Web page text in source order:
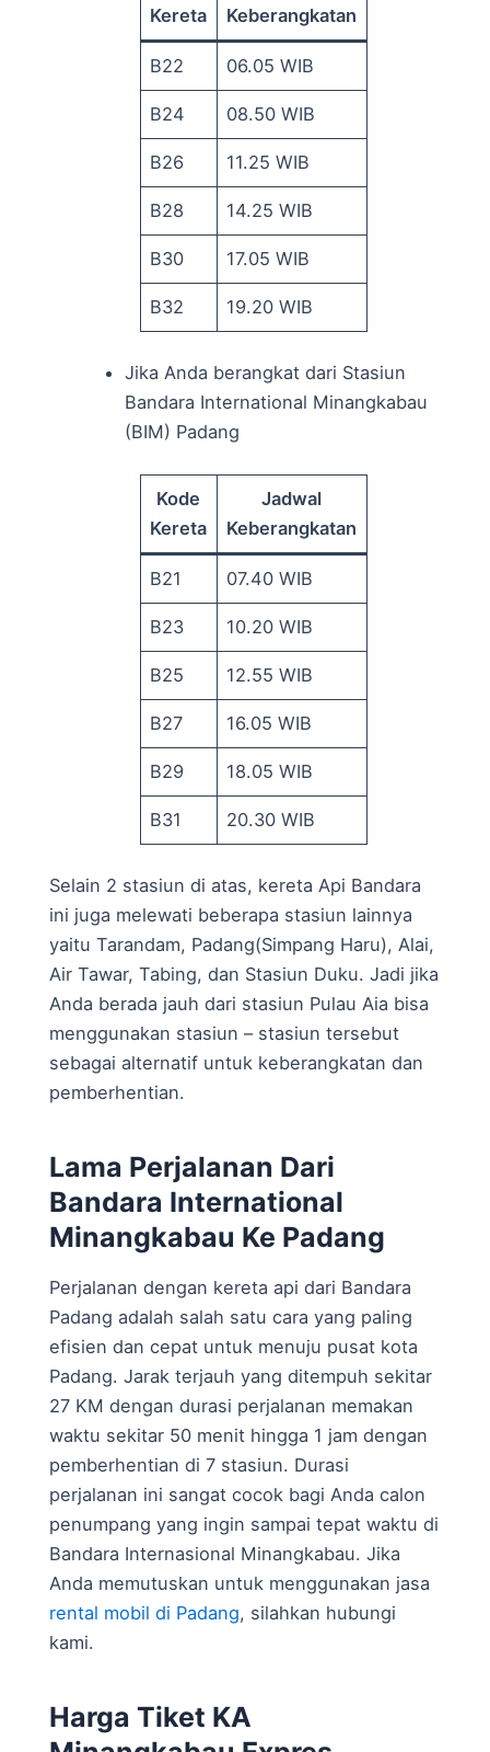
Kereta
Keberangkatan
B22 06.05 WIB
B24 08.50 WIB
B26 11.25 WIB
B28 14.25 WIB
B30 17.05 WIB
B32 19.20 WIB
Jika Anda berangkat dari Stasiun
Bandara International Minangkabau
(BIM) Padang
Kode
Kereta
Jadwal
Keberangkatan
B21 07.40 WIB
B23 10.20 WIB
B25 12.55 WIB
B27 16.05 WIB
B29 18.05 WIB
B31 20.30 WIB
Selain 2 stasiun di atas, kereta Api Bandara
ini juga melewati beberapa stasiun lainnya
yaitu Tarandam, Padang(Simpang Haru), Alai,
Air Tawar, Tabing, dan Stasiun Duku. Jadi jika
Anda berada jauh dari stasiun Pulau Aia bisa
menggunakan stasiun – stasiun tersebut
sebagai alternatif untuk keberangkatan dan
pemberhentian.
Lama Perjalanan Dari
Bandara International
Minangkabau Ke Padang
Perjalanan dengan kereta api dari Bandara
Padang adalah salah satu cara yang paling
efisien dan cepat untuk menuju pusat kota
Padang. Jarak terjauh yang ditempuh sekitar
27 KM dengan durasi perjalanan memakan
waktu sekitar 50 menit hingga 1 jam dengan
pemberhentian di 7 stasiun. Durasi
perjalanan ini sangat cocok bagi Anda calon
penumpang yang ingin sampai tepat waktu di
Bandara Internasional Minangkabau. Jika
Anda memutuskan untuk menggunakan jasa
rental mobil di Padang, silahkan hubungi
kami.
Harga Tiket KA